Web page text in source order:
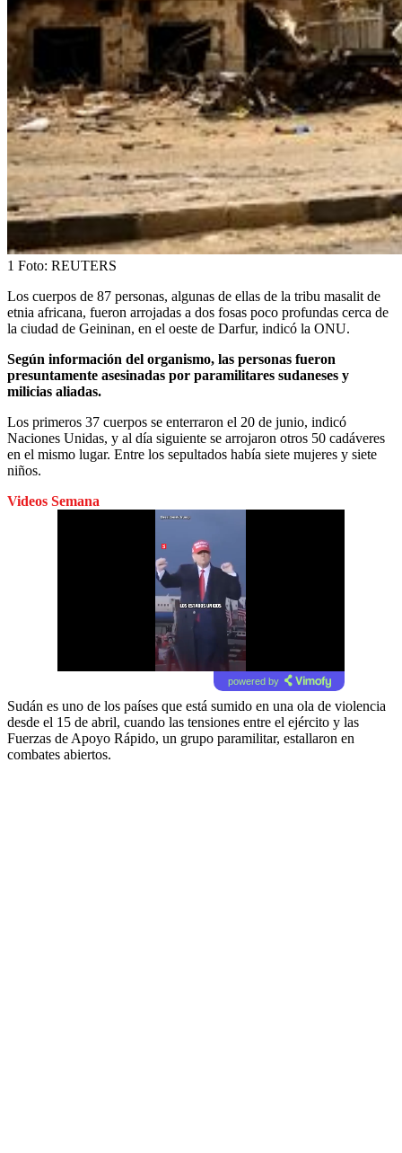
1 Foto: REUTERS
Los cuerpos de 87 personas, algunas de ellas de la tribu masalit de
etnia africana, fueron arrojadas a dos fosas poco profundas cerca de
la ciudad de Geininan, en el oeste de Darfur, indicó la ONU.
Según información del organismo, las personas fueron
presuntamente asesinadas por paramilitares sudaneses y
milicias aliadas.
Los primeros 37 cuerpos se enterraron el 20 de junio, indicó
Naciones Unidas, y al día siguiente se arrojaron otros 50 cadáveres
en el mismo lugar. Entre los sepultados había siete mujeres y siete
niños.
Videos Semana
powered by
Sudán es uno de los países que está sumido en una ola de violencia
desde el 15 de abril, cuando las tensiones entre el ejército y las
Fuerzas de Apoyo Rápido, un grupo paramilitar, estallaron en
combates abiertos.